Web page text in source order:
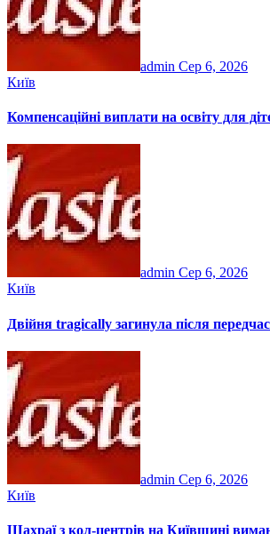
admin Сер 6, 2026
Київ
Компенсаційні виплати на освіту для
admin Сер 6, 2026
Київ
Двійня tragically загинула після
admin Сер 6, 2026
Київ
Шахраї з кол-центрів на Київщині